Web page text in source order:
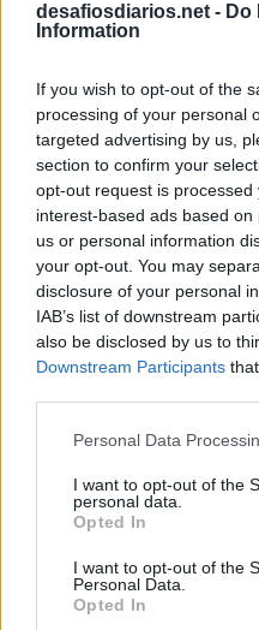
desafiosdiarios.net - Do
Information
If you wish to opt-out of the
processing of your personal
targeted advertising by us,
section to confirm your
opt-out request is
interest-based ads based
us or personal information
your opt-out. You may
disclosure of your personal
IAB’s list of downstream
also be disclosed by us to
Downstream Participants
Personal Data
I want to opt-out of the
personal data.
Opted In
I want to opt-out of the
Personal Data.
Opted In
R
E C
I
T A
T
E S
A
R E
É possível abrir várias
A
B A
S
José Bonifácio de Oliveira
B
O N
I
Um milênio possui mil deles
N O
S
T
A